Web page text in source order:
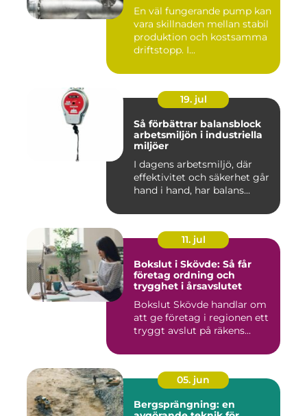
En väl fungerande pump kan
vara skillnaden mellan stabil
produktion och kostsamma
driftstopp. I...
19. jul
Så förbättrar balansblock
arbetsmiljön i industriella
miljöer
I dagens arbetsmiljö, där
effektivitet och säkerhet går
hand i hand, har balans...
11. jul
Bokslut i Skövde: Så får
företag ordning och
trygghet i årsavslutet
Bokslut Skövde handlar om
att ge företag i regionen ett
tryggt avslut på räkens...
05. jun
Bergsprängning: en